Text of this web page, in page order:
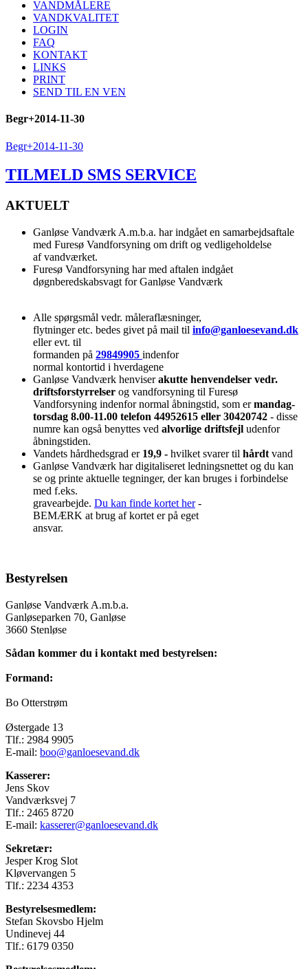
VANDMÅLERE
VANDKVALITET
LOGIN
FAQ
KONTAKT
LINKS
PRINT
SEND TIL EN VEN
Begr+2014-11-30
Begr+2014-11-30
TILMELD SMS SERVICE
AKTUELT
Ganløse Vandværk A.m.b.a. har indgået en samarbejdsaftale
med Furesø Vandforsyning om drift og vedligeholdelse
af vandværket.
Furesø Vandforsyning har med aftalen indgået
døgnberedskabsvagt for Ganløse Vandværk
Alle spørgsmål vedr. måleraflæsninger,
flytninger etc. bedes givet på mail til info@ganloesevand.dk
eller evt. til
formanden på 29849905 indenfor
normal kontortid i hverdagene
Ganløse Vandværk henviserakutte henvendelser vedr.
driftsforstyrrelser og vandforsyning til Furesø
Vandforsyning indenfor normal åbningstid, som ermandag-
torsdag 8.00-11.00 telefon 44952615 eller 30420742 - disse
numre kan også benyttes ved alvorlige driftsfejl udenfor
åbningstiden.
Vandets hårdhedsgrad er 19,9 - hvilket svarer til hårdt vand
Ganløse Vandværk har digitaliseret ledningsnettet og du kan
se og printe aktuelle tegninger, der kan bruges i forbindelse
med f.eks.
gravearbejde. Du kan finde kortet her-
BEMÆRK at brug af kortet er på eget
ansvar.
Bestyrelsen
Ganløse Vandværk A.m.b.a.
Ganløseparken 70, Ganløse
3660 Stenløse
Sådan kommer du i kontakt med bestyrelsen:
Formand:
Bo Otterstrøm
Østergade 13
Tlf.: 2984 9905
E-mail: boo@ganloesevand.dk
Kasserer:
Jens Skov
Vandværksvej 7
Tlf.: 2465 8720
E-mail: kasserer@ganloesevand.dk
Sekretær:
Jesper Krog Slot
Kløvervangen 5
Tlf.: 2234 4353
Bestyrelsesmedlem:
Stefan Skovsbo Hjelm
Undinevej 44
Tlf.: 6179 0350